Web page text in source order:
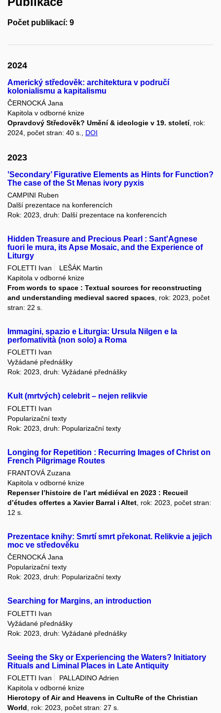
Počet publikací: 9
2024
Americký středověk: architektura v područí
kolonialismu a kapitalismu
ČERNOCKÁ Jana
Kapitola v odborné knize
Opravdový Středověk? Umění & ideologie v 19. století, rok:
2024, počet stran: 40 s., DOI
2023
‛Secondary’ Figurative Elements as Hints for Function?
The case of the St Menas ivory pyxis
CAMPINI Ruben
Další prezentace na konferencích
Rok: 2023, druh: Další prezentace na konferencích
Hidden Treasure and Precious Pearl : Sant'Agnese
fuori le mura, its Apse Mosaic, and the Experience of
Liturgy
FOLETTI Ivan
LEŠÁK Martin
Kapitola v odborné knize
From words to space : Textual sources for reconstructing
and understanding medieval sacred spaces , rok: 2023, počet
stran: 22 s.
Immagini, spazio e Liturgia: Ursula Nilgen e la
perfomatività (non solo) a Roma
FOLETTI Ivan
Vyžádané přednášky
Rok: 2023, druh: Vyžádané přednášky
Kult (mrtvých) celebrit – nejen relikvie
FOLETTI Ivan
Popularizační texty
Rok: 2023, druh: Popularizační texty
Longing for Repetition : Recurring Images of Christ on
French Pilgrimage Routes
FRANTOVÁ Zuzana
Kapitola v odborné knize
Repenser l’histoire de l’art médiéval en 2023 : Recueil
d’études offertes a Xavier Barral i Altet , rok: 2023, počet stran:
12 s.
Prezentace knihy: Smrtí smrt překonat. Relikvie a jejich
moc ve středověku
ČERNOCKÁ Jana
Popularizační texty
Rok: 2023, druh: Popularizační texty
Searching for Margins, an introduction
FOLETTI Ivan
Vyžádané přednášky
Rok: 2023, druh: Vyžádané přednášky
Seeing the Sky or Experiencing the Waters? Initiatory
Rituals and Liminal Places in Late Antiquity
FOLETTI Ivan
PALLADINO Adrien
Kapitola v odborné knize
Hierotopy of Air and Heavens in CultuRe of the Christian
World , rok: 2023, počet stran: 27 s.